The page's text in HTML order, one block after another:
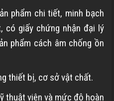
phẩm chi tiết, minh bạch
có giấy chứng nhận đại lý
phẩm cách âm chống ồn
thiết bị, cơ sở vật chất.
thuật viên và mức độ hoàn